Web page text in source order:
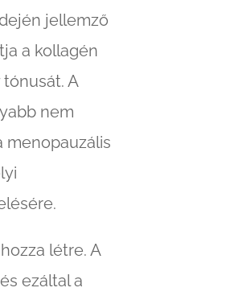
jellemző
a kollagén
A
nem
menopauzális
létre. A
ezáltal a